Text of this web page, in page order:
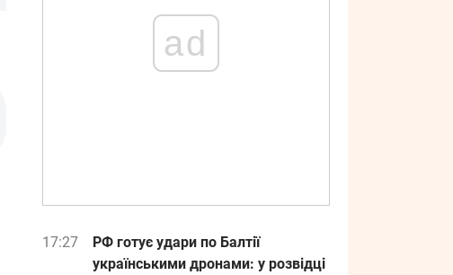
ad
17:27
РФ готує удари по Балтії
українськими дронами: у розвідці